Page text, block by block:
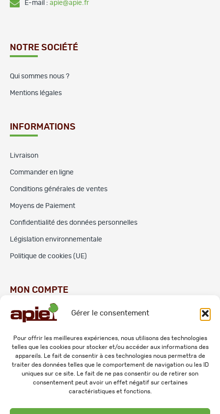
Gérer le consentement
Pour offrir les meilleures expériences, nous utilisons des technologies
telles que les cookies pour stocker et/ou accéder aux informations des
appareils. Le fait de consentir à ces technologies nous permettra de
traiter des données telles que le comportement de navigation ou les ID
uniques sur ce site. Le fait de ne pas consentir ou de retirer son
consentement peut avoir un effet négatif sur certaines
caractéristiques et fonctions.
E-mail : apie@apie.fr
NOTRE SOCIÉTÉ
Qui sommes nous ?
Mentions légales
INFORMATIONS
Livraison
Commander en ligne
Conditions générales de ventes
Moyens de Paiement
Confidentialité des données personnelles
Législation environnementale
Politique de cookies (UE)
MON COMPTE
Commandes
Adresses
Mes informations personnelles